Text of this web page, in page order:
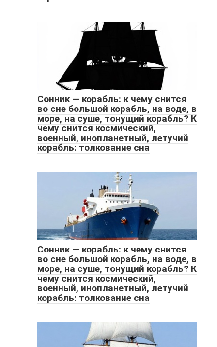
Сонник — корабль: к чему снится
во сне большой корабль, на воде, в
море, на суше, тонущий корабль? К
чему снится космический,
военный, инопланетный, летучий
корабль: толкование сна
Сонник — корабль: к чему снится
во сне большой корабль, на воде, в
море, на суше, тонущий корабль? К
чему снится космический,
военный, инопланетный, летучий
корабль: толкование сна